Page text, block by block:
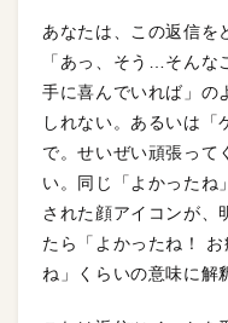
あなたは、この返信を
「あっ、そう…そんな
手に喜んでいれば」の
しれない。あるいは「
で。せいぜい頑張って
い。同じ「よかったね
された顔アイコンが、
たら「よかったね！
ね」くらいの意味に解